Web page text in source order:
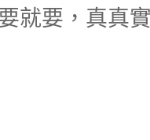
就要，真真